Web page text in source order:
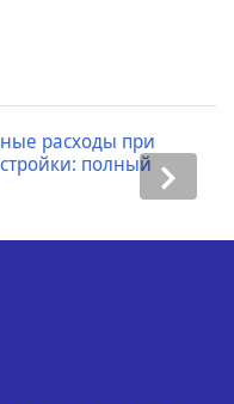
расходы при
полный